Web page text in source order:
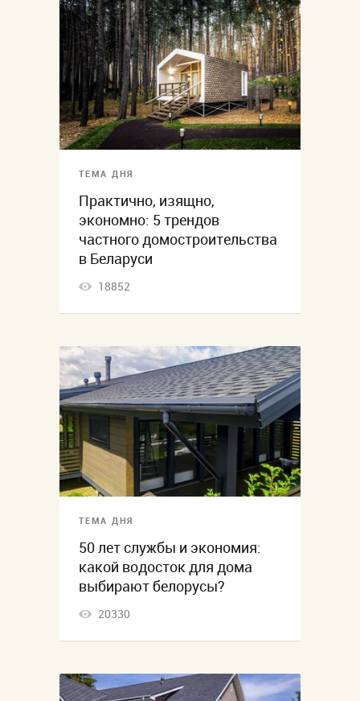
ТЕМА ДНЯ
Практично, изящно,
экономно: 5 трендов
частного домостроительства
в Беларуси
18852
ТЕМА ДНЯ
50 лет службы и экономия:
какой водосток для дома
выбирают белорусы?
20330